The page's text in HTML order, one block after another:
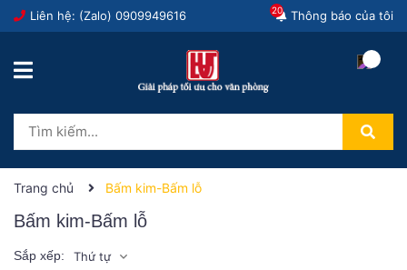
Liên hệ: (Zalo) 0909949616 Thông báo của tôi
20
Trang chủ Bấm kim-Bấm lỗ
Bấm kim-Bấm lỗ
Sắp xếp: Thứ tự